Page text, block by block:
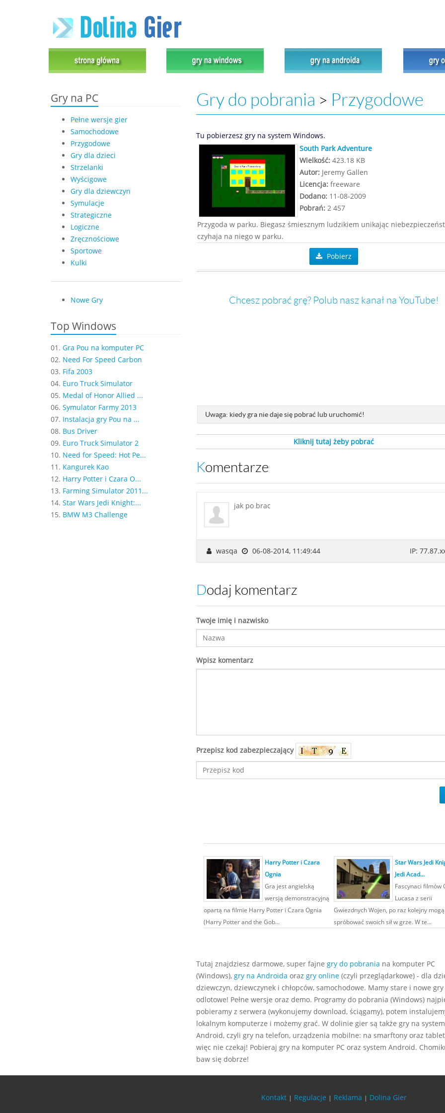
Gry na PC
Pełne wersje gier
Samochodowe
Przygodowe
Gry dla dzieci
Strzelanki
Wyścigowe
Gry dla dziewczyn
Symulacje
Strategiczne
Logiczne
Zręcznościowe
Sportowe
Kulki
Nowe Gry
Top Windows
01. Gra Pou na komputer PC
02. Need For Speed Carbon
03. Fifa 2003
04. Euro Truck Simulator
05. Medal of Honor Allied ...
06. Symulator Farmy 2013
07. Instalacja gry Pou na ...
08. Bus Driver
09. Euro Truck Simulator 2
10. Need for Speed: Hot Pe...
11. Kangurek Kao
12. Harry Potter i Czara O...
13. Farming Simulator 2011...
14. Star Wars Jedi Knight:...
15. BMW M3 Challenge
Gry do pobrania > Przygodowe
Tu pobierzesz gry na system Windows.
South Park Adventure
Wielkość:423.18 KB
Autor:Jeremy Gallen
Licencja:freeware
Dodano:11-08-2009
Pobrań:2 457
Przygoda w parku. Biegasz śmiesznym ludzikiem unikając
czyhaja na niego w parku.
Pobierz
Chcesz pobrać grę? Polub nasz kanał na YouTube!
Uwaga: kiedy gra nie daje się pobrać lub uruchomić!
Kliknij tutaj żeby pobrać
Komentarze
jak po brac
wasqa 06-08-2014, 11:49:44 IP:
Dodaj komentarz
Twoje imię i nazwisko
Wpisz komentarz
Przepisz kod zabezpieczający
Harry Potter i Czara
Ognia
Gra jest angielską
wersją demonstracyjną
opartą na filmie Harry Potter i Czara Ognia
(Harry Potter and the Gob...
Star Wars Jedi
Jedi Acad...
Fascynaci filmów
Lucasa z serii
Gwiezdnych Wojen, po raz kolejny mogą
spróbować swoich sił w grze. W te...
Tutaj znajdziesz darmowe, super fajne gry do pobrania na komputer PC
(Windows), gry na Androida oraz gry online(czyli przeglądarkowe) - dla
dziewczyn, dziewczynek i chłopców, samochodowe. Mamy stare i nowe gry
odlotowe! Pełne wersje oraz demo. Programy do pobrania (Windows)
pobieramy z serwera (wykonujemy download, ściągamy), potem
lokalnym komputerze i możemy grać. W dolinie gier są także gry na system
Android, czyli gry na telefon, urządzenia mobilne: na smarftony oraz
więc nie czekaj! Pobieraj gry na komputer PC oraz system Android.
baw się dobrze!
Kontakt | Regulacje | Reklama | Dolina Gier